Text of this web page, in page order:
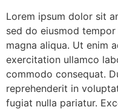
Lorem ipsum dolor sit
sed do eiusmod
magna aliqua. Ut enim
exercitation ullamco
commodo consequat.
reprehenderit in
fugiat nulla pariatur.